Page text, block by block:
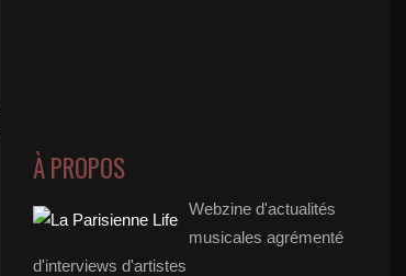
À PROPOS
Webzine d'actualités
musicales agrémenté
d'interviews d'artistes